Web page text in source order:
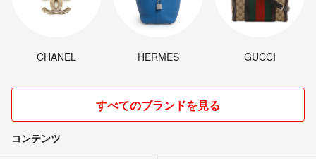
CHANEL HERMES GUCCI
すべてのブランドを見る
コンテンツ